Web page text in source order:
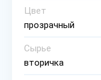
Цвет
прозрачный
Сырье
вторичка